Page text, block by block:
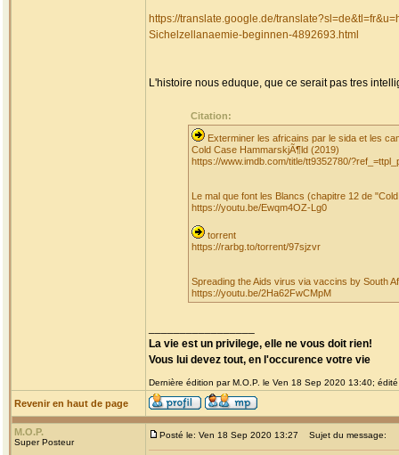
https://translate.google.de/
Sichelzellanaemie-beginnen-4892693.html
L'histoire nous eduque, que ce serait pas tres
Citation:
Exterminer les africains par le sida et les
Cold Case HammarskjÃ¶ld (2019)
https://www.imdb.com/title/tt9352780/
Le mal que font les Blancs (chapitre 12 de
https://youtu.be/Ewqm4OZ-Lg0
torrent
https://rarbg.to/torrent/97sjzvr
Spreading the Aids virus via vaccins by South
https://youtu.be/2Ha62FwCMpM
La vie est un privilege, elle ne vous doit rien!
Vous lui devez tout, en l'occurence votre vie
Dernière édition par M.O.P. le Ven 18 Sep 2020 13:40;
Revenir en haut de page
M.O.P.
Super Posteur
Posté le: Ven 18 Sep 2020 13:27 Sujet du message: